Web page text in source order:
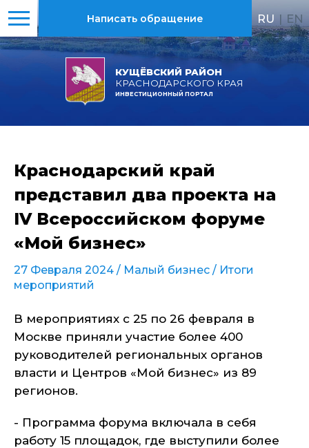
КУЩЁВСКИЙ РАЙОН
КРАСНОДАРСКОГО КРАЯ
ИНВЕСТИЦИОННЫЙ ПОРТАЛ
Написать обращение RU | EN
Краснодарский край
представил два проекта на
IV Всероссийском форуме
«Мой бизнес»
27 Февраля 2024 / Малый бизнес / Итоги
мероприятий
В мероприятиях с 25 по 26 февраля в
Москве приняли участие более 400
руководителей региональных органов
власти и Центров «Мой бизнес» из 89
регионов.
- Программа форума включала в себя
работу 15 площадок, где выступили более